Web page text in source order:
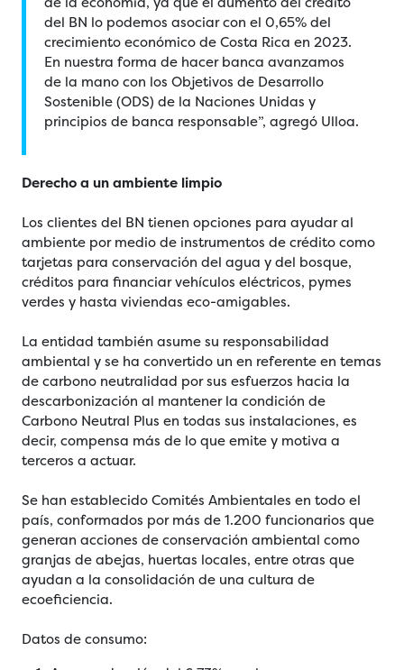
del BN lo podemos asociar con el 0,65% del
crecimiento económico de Costa Rica en 2023.
En nuestra forma de hacer banca avanzamos
de la mano con los Objetivos de Desarrollo
Sostenible (ODS) de la Naciones Unidas y
principios de banca responsable”, agregó Ulloa.
Derecho a un ambiente limpio
Los clientes del BN tienen opciones para ayudar al
ambiente por medio de instrumentos de crédito como
tarjetas para conservación del agua y del bosque,
créditos para financiar vehículos eléctricos, pymes
verdes y hasta viviendas eco-amigables.
La entidad también asume su responsabilidad
ambiental y se ha convertido un en referente en temas
de carbono neutralidad por sus esfuerzos hacia la
descarbonización al mantener la condición de
Carbono Neutral Plus en todas sus instalaciones, es
decir, compensa más de lo que emite y motiva a
terceros a actuar.
Se han establecido Comités Ambientales en todo el
país, conformados por más de 1.200 funcionarios que
generan acciones de conservación ambiental como
granjas de abejas, huertas locales, entre otras que
ayudan a la consolidación de una cultura de
ecoeficiencia.
Datos de consumo: